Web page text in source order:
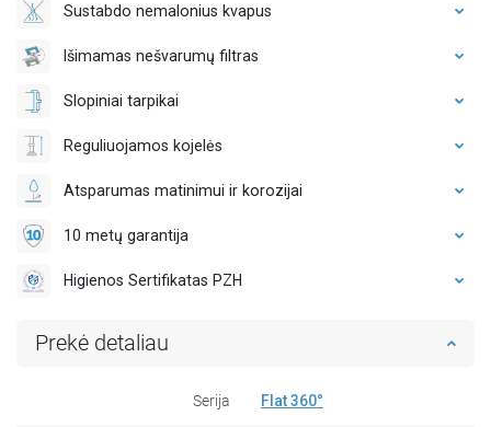
Sustabdo nemalonius kvapus
Išimamas nešvarumų filtras
Slopiniai tarpikai
Reguliuojamos kojelės
Atsparumas matinimui ir korozijai
10 metų garantija
Higienos Sertifikatas PZH
Prekė detaliau
Serija Flat 360°